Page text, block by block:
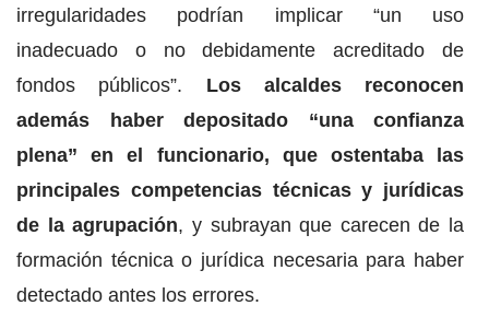
irregularidades podrían implicar “un uso
inadecuado o no debidamente acreditado de
fondos públicos”. Los alcaldes reconocen
además haber depositado “una confianza
plena” en el funcionario, que ostentaba las
principales competencias técnicas y jurídicas
de la agrupación, y subrayan que carecen de la
formación técnica o jurídica necesaria para haber
detectado antes los errores.